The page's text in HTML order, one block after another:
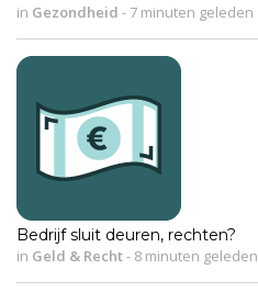
in Gezondheid - 7 minuten geleden
Bedrijf sluit deuren, rechten?
in Geld & Recht- 8 minuten geleden